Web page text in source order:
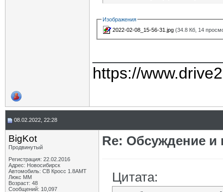
Изображения
2022-02-08_15-56-31.jpg (34.8 Кб, 14
https://
08.02.2022, 22:28
BigKot
Продвинутый
Регистрация: 22.02.2016
Адрес: Новосибирск
Автомобиль: СВ Кросс 1.8АМТ
Люкс ММ
Возраст: 48
Сообщений: 10,097
Re: Обсуждение
Цитата: